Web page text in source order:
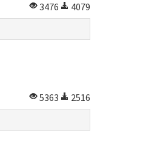
3476
4079
5363
2516